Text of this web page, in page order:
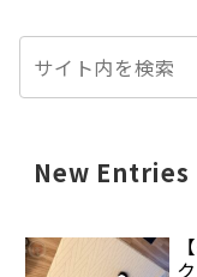
New Entries